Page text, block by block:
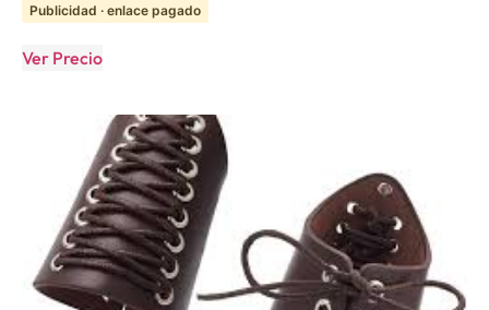
Publicidad · enlace pagado
Ver Precio